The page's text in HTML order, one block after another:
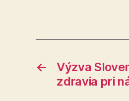
←
Výzva
zdravia pri